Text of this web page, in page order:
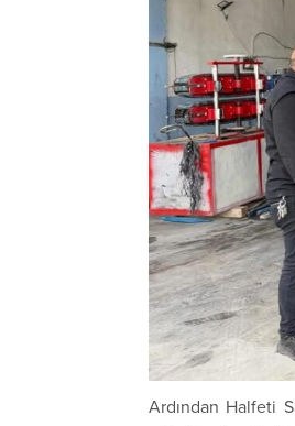
Ardından Halfeti